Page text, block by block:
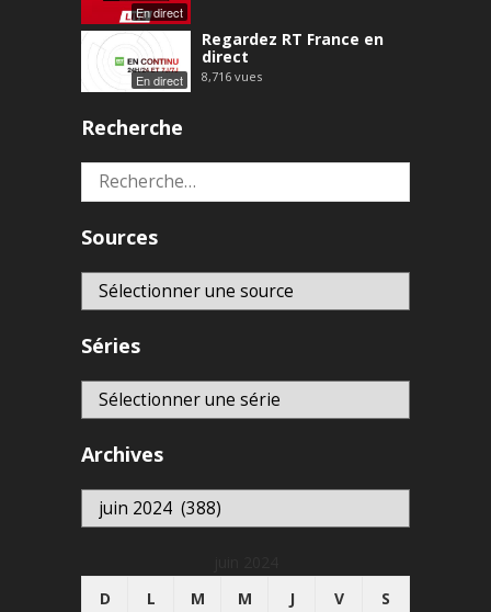
En direct
En direct
Regardez RT France en
direct
8,716 vues
Recherche
Rechercher :
Sources
Séries
Archives
Archives
D
L M M J V S